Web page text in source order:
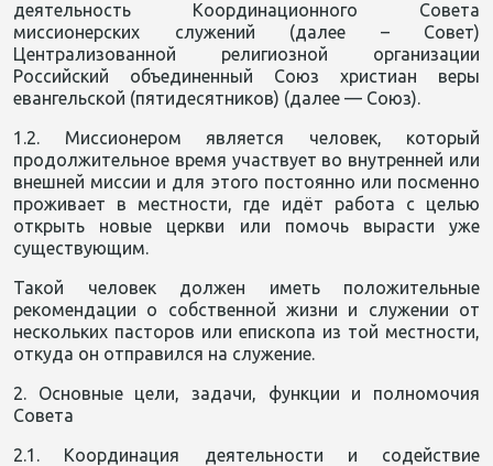
деятельность Координационного Совета
миссионерских служений (далее – Совет)
Централизованной религиозной организации
Российский объединенный Союз христиан веры
евангельской (пятидесятников) (далее — Союз).
1.2. Миссионером является человек, который
продолжительное время участвует во внутренней или
внешней миссии и для этого постоянно или посменно
проживает в местности, где идёт работа с целью
открыть новые церкви или помочь вырасти уже
существующим.
Такой человек должен иметь положительные
рекомендации о собственной жизни и служении от
нескольких пасторов или епископа из той местности,
откуда он отправился на служение.
2. Основные цели, задачи, функции и полномочия
Совета
2.1. Координация деятельности и содействие